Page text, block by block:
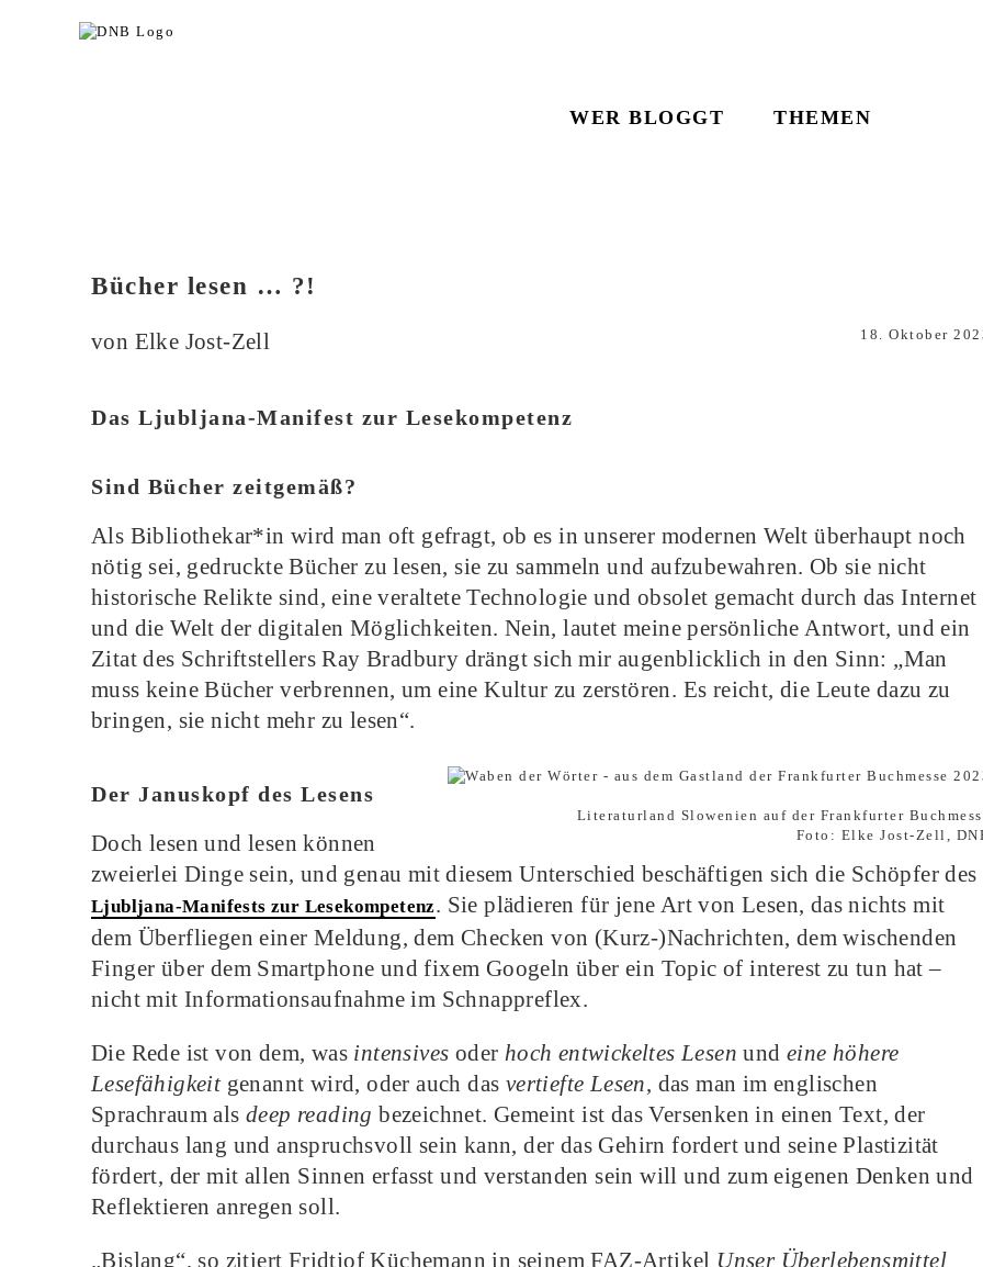
WER BLOGGT THEMEN
Bücher lesen … ?!
18. Oktober
von Elke Jost-Zell
Das Ljubljana-Manifest zur Lesekompetenz
Sind Bücher zeitgemäß?
Als Bibliothekar*in wird man oft gefragt, ob es in unserer modernen Welt überhaupt noch
nötig sei, gedruckte Bücher zu lesen, sie zu sammeln und aufzubewahren. Ob sie nicht
historische Relikte sind, eine veraltete Technologie und obsolet gemacht durch das Internet
und die Welt der digitalen Möglichkeiten. Nein, lautet meine persönliche Antwort, und ein
Zitat des Schriftstellers Ray Bradbury drängt sich mir augenblicklich in den Sinn: „Man
muss keine Bücher verbrennen, um eine Kultur zu zerstören. Es reicht, die Leute dazu zu
bringen, sie nicht mehr zu lesen“.
Literaturland Slowenien auf der Frankfurter
Foto: Elke Jost-Zell,
Der Januskopf des Lesens
Doch lesen und lesen können
zweierlei Dinge sein, und genau mit diesem Unterschied beschäftigen sich die Schöpfer des
Ljubljana-Manifests zur Lesekompetenz. Sie plädieren für jene Art von Lesen, das nichts mit
dem Überfliegen einer Meldung, dem Checken von (Kurz-)Nachrichten, dem wischenden
Finger über dem Smartphone und fixem Googeln über ein Topic of interest zu tun hat –
nicht mit Informationsaufnahme im Schnappreflex.
Die Rede ist von dem, was intensives oder hoch entwickeltes Lesen undeine höhere
Lesefähigkeitgenannt wird, oder auch das vertiefte Lesen, das man im englischen
Sprachraum als deep reading bezeichnet. Gemeint ist das Versenken in einen Text, der
durchaus lang und anspruchsvoll sein kann, der das Gehirn fordert und seine Plastizität
fördert, der mit allen Sinnen erfasst und verstanden sein will und zum eigenen Denken und
Reflektieren anregen soll.
„Bislang“, so zitiert Fridtjof Küchemann in seinem FAZ-Artikel Unser Überlebensmittel